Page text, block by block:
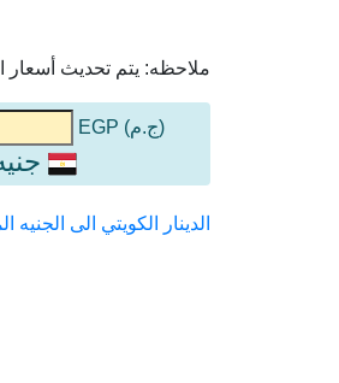
ملاحظه: يتم تحديث أسعار
(ج.م) EGP
الدينار الكويتي الى